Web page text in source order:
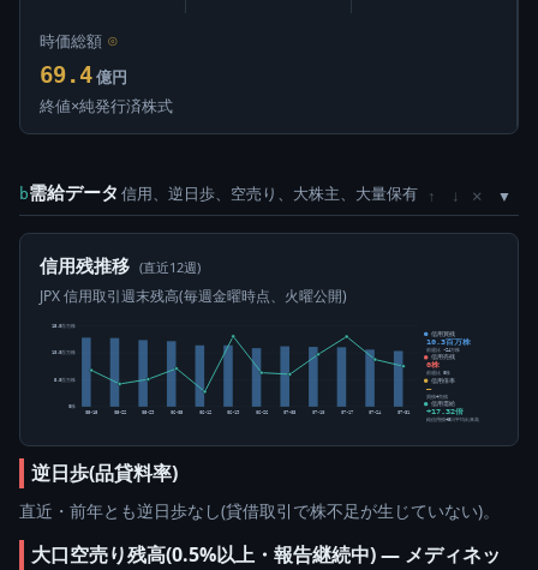
時価総額 ⊙
69.4 億円
終値×純発行済株式
b需給データ 信用、逆日歩、空売り、大株主、大量保有 ↑ ↓ ×
信用残推移 (直近12週)
JPX 信用取引週末残高(毎週金曜時点、火曜公開)
0株
5.0百万株
10.0百万株
15.0百万株
05-15 05-22 05-29 06-05 06-12 06-19 06-26 07-03 07-10 07-17 07-24 07-31
信用買残
10.3百万株
前週比 -24万株
信用売残
0株
前週比 0株
信用倍率
―
買残÷売残
信用需給
+17.32倍
純信用残÷5日平均出来高
逆日歩(品貸料率)
直近・前年とも逆日歩なし(貸借取引で株不足が生じていない)。
大口空売り残高(0.5%以上・報告継続中) ― メディネッ